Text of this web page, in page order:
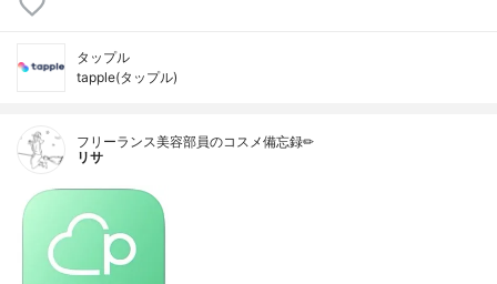
タップル
tapple(タップル)
フリーランス美容部員のコスメ備忘録✏︎
リサ